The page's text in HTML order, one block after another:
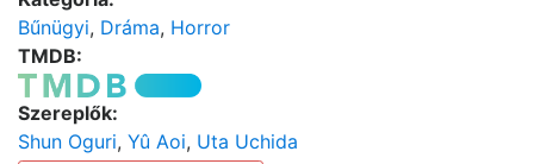
Bűnügyi, Dráma, Horror
TMDB:
Szereplők:
Shun Oguri, Yû Aoi, Uta Uchida